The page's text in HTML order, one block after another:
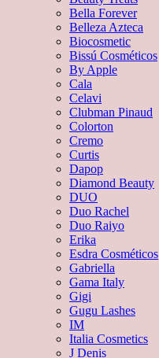
Bella Forever
Belleza Azteca
Biocosmetic
Bissú Cosméticos
By Apple
Cala
Celavi
Clubman Pinaud
Colorton
Cremo
Curtis
Dapop
Diamond Beauty
DUO
Duo Rachel
Duo Raiyo
Erika
Esdra Cosméticos
Gabriella
Gama Italy
Gigi
Gugu Lashes
IM
Italia Cosmetics
J Denis